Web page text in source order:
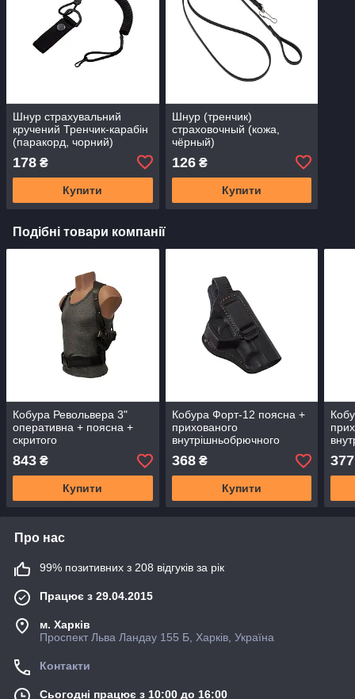
Шнур страхувальний
кручений Тренчик-карабін
(паракорд, чорний)
178 ₴
Купити
Шнур (тренчик)
страховочный (кожа,
чёрный)
126₴
Купити
Подібні товари компанії
Кобура Револьвера 3"
оперативна + поясна +
скритого
внутрішньобрючного
носіння формована з
кліпсою (шкіра, чорна)
843 ₴
Купити
Кобура Форт-12 поясна +
прихованого
внутрішньобрючного
носіння формована з
кліпсою (шкіра, чорна) SV
368₴
Купити
377
Про нас
99% позитивних з 208 відгуків за рік
Працює з 29.04.2015
м. Харків
Проспект Льва Ландау 155 Б, Харків, Україна
Контакти
Сьогодні працює з 10:00 до 16:00